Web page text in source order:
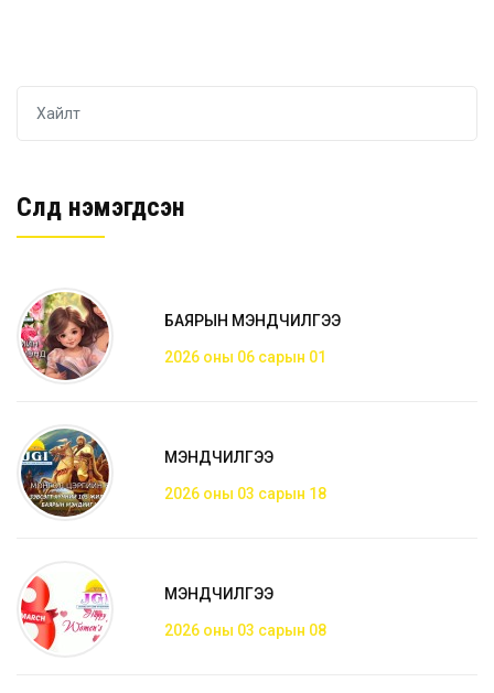
Сүүлд нэмэгдсэн
БАЯРЫН МЭНДЧИЛГЭЭ
2026 оны 06 сарын 01
МЭНДЧИЛГЭЭ
2026 оны 03 сарын 18
МЭНДЧИЛГЭЭ
2026 оны 03 сарын 08